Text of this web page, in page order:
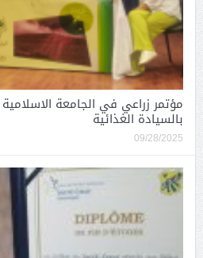
مؤتمر زراعي في الجامعة
بالسيادة الغذائية
09/28/2025